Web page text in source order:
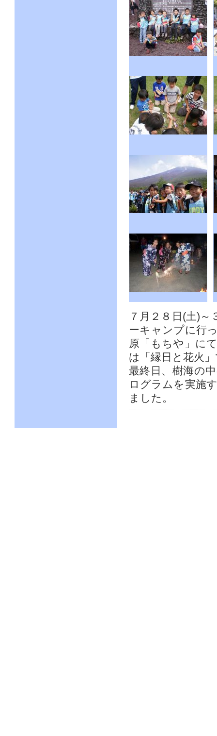
７月２８日(土)
ーキャンプに行
原「もちや」に
は「縁日と花火
最終日、樹海の
ログラムを実施
ました。